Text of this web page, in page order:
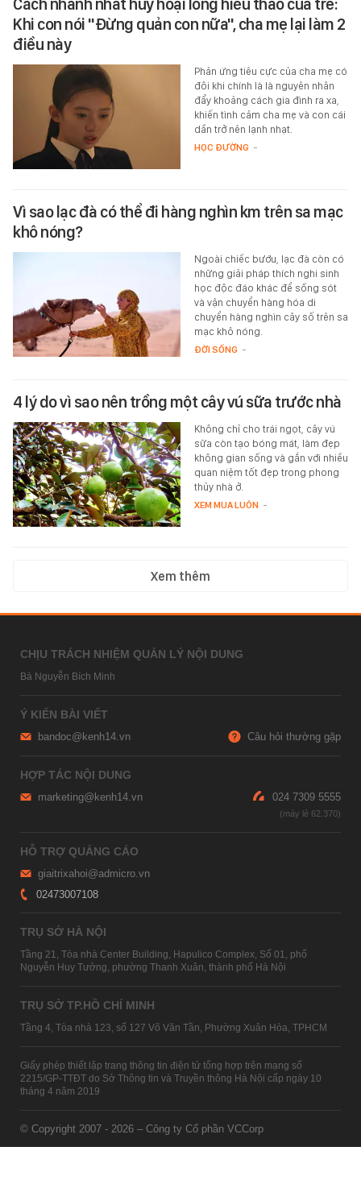
Cách nhanh nhất hủy hoại lòng hiếu thảo của trẻ:
Khi con nói "Đừng quản con nữa", cha mẹ lại làm 2
điều này
Phản ứng tiêu cực của cha mẹ có
đôi khi chính là là nguyên nhân
đẩy khoảng cách gia đình ra xa,
khiến tình cảm cha mẹ và con cái
dần trở nên lạnh nhạt.
HỌC ĐƯỜNG -
Vì sao lạc đà có thể đi hàng nghìn km trên sa mạc
khô nóng?
Ngoài chiếc bướu, lạc đà còn có
những giải pháp thích nghi sinh
học độc đáo khác để sống sót
và vận chuyển hàng hóa di
chuyển hàng nghìn cây số trên sa
mạc khô nóng.
ĐỜI SỐNG -
4 lý do vì sao nên trồng một cây vú sữa trước nhà
Không chỉ cho trái ngọt, cây vú
sữa còn tạo bóng mát, làm đẹp
không gian sống và gắn với nhiều
quan niệm tốt đẹp trong phong
thủy nhà ở.
XEM MUA LUÔN -
Xem thêm
CHỊU TRÁCH NHIỆM QUẢN LÝ NỘI DUNG
Bà Nguyễn Bích Minh
Ý KIẾN BÀI VIẾT
bandoc@kenh14.vn Câu hỏi thường gặp
HỢP TÁC NỘI DUNG
marketing@kenh14.vn 024 7309 5555
HỖ TRỢ QUẢNG CÁO
giaitrixahoi@admicro.vn
02473007108
TRỤ SỞ HÀ NỘI
Tầng 21, Tòa nhà Center Building, Hapulico Complex, Số 01, phố
Nguyễn Huy Tưởng, phường Thanh Xuân, thành phố Hà Nội
TRỤ SỞ TP.HỒ CHÍ MINH
Tầng 4, Tòa nhà 123, số 127 Võ Văn Tần, Phường Xuân Hòa, TPHCM
Giấy phép thiết lập trang thông tin điện tử tổng hợp trên mạng số
2215/GP-TTĐT do Sở Thông tin và Truyền thông Hà Nội cấp ngày 10
tháng 4 năm 2019
© Copyright 2007 - 2026 – Công ty Cổ phần VCCorp